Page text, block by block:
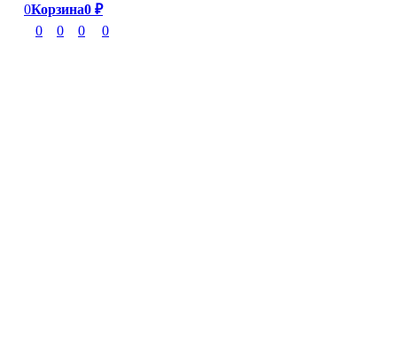
0Корзина0 ₽
0
0 0 0